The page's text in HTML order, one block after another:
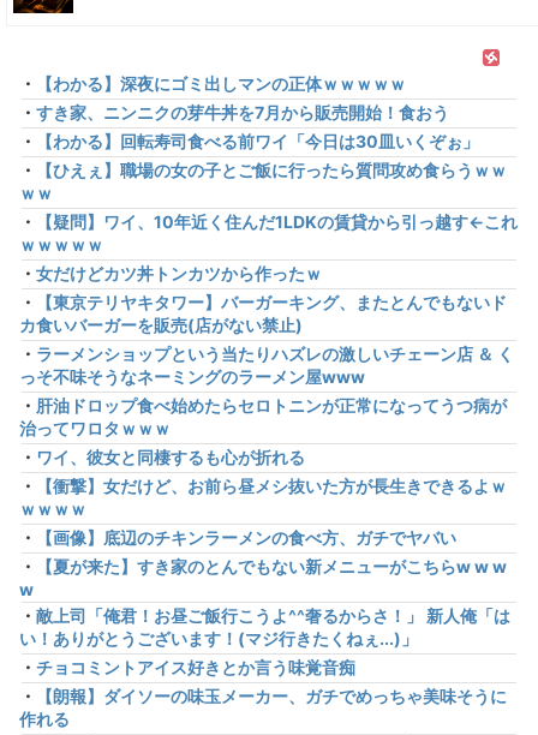
・
【わかる】深夜にゴミ出しマンの正体ｗｗｗｗｗ
・ すき家、ニンニクの芽牛丼を7月から販売開始！食おう
・
【わかる】回転寿司食べる前ワイ「今日は30皿いくぞぉ」
・
【ひえぇ】職場の女の子とご飯に行ったら質問攻め食らうｗｗ
ｗｗ
・
【疑問】ワイ、10年近く住んだ1LDKの賃貸から引っ越す←これ
ｗｗｗｗｗ
・ 女だけどカツ丼トンカツから作ったｗ
・
【東京テリヤキタワー】バーガーキング、またとんでもないド
カ食いバーガーを販売(店がない禁止)
・ ラーメンショップという当たりハズレの激しいチェーン店 ＆ く
っそ不味そうなネーミングのラーメン屋www
・ 肝油ドロップ食べ始めたらセロトニンが正常になってうつ病が
治ってワロタｗｗｗ
・ ワイ、彼女と同棲するも心が折れる
・
【衝撃】女だけど、お前ら昼メシ抜いた方が長生きできるよｗ
ｗｗｗｗ
・
【画像】底辺のチキンラーメンの食べ方、ガチでヤバい
・
【夏が来た】すき家のとんでもない新メニューがこちらw w w
w
・ 敵上司「俺君！お昼ご飯行こうよ^^奢るからさ！」 新人俺「は
い！ありがとうございます！(マジ行きたくねぇ...)」
・ チョコミントアイス好きとか言う味覚音痴
・
【朗報】ダイソーの味玉メーカー、ガチでめっちゃ美味そうに
作れる